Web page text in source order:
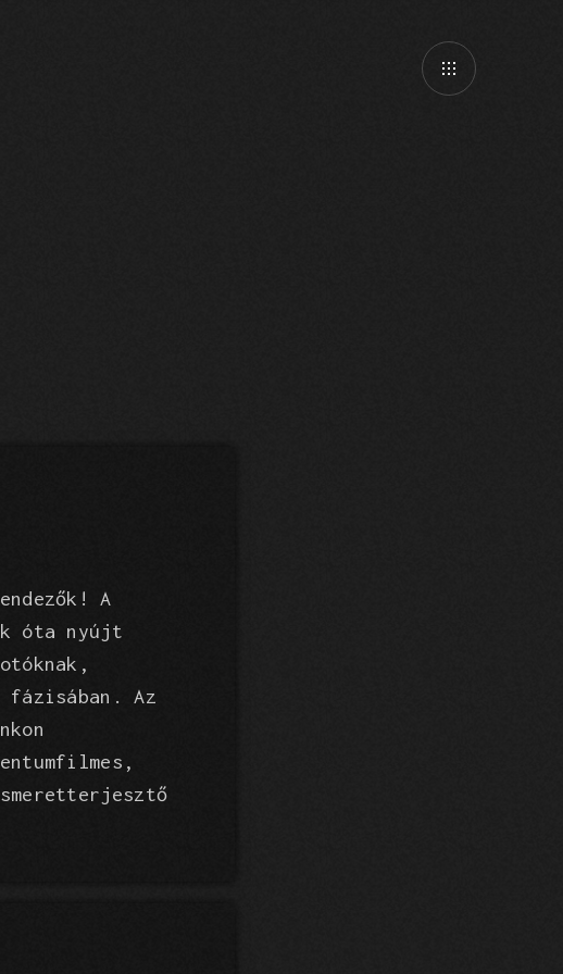
A
óta nyújt
Az